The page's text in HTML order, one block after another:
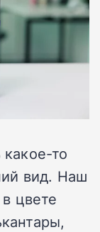
то
вид. Наш
цвете